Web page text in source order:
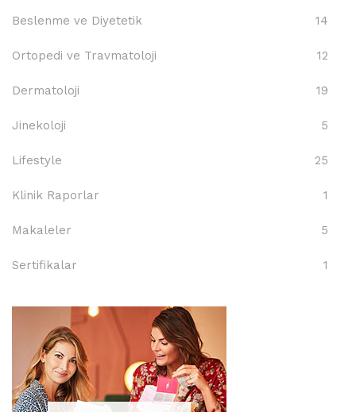
Beslenme ve Diyetetik 14
Ortopedi ve Travmatoloji 12
Dermatoloji 19
Jinekoloji 5
Lifestyle 25
Klinik Raporlar 1
Makaleler 5
Sertifikalar 1